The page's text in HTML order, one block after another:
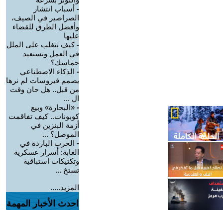
- أسباب انتشار
الصراصير في الصيف،
وأفضل الطرق للقضاء
عليها
-كيف تتغلب على الملل
في العمل وتستعيد
حماسك؟
- الذكاء الاصطناعي
يصمم فيروسات لم نرها
من قبل.. هل حان وقت
ال ...
- «البحارة» وبيع
كوبونات.. كيف تفاقمت
أزمة البنزين في
الموصل؟ ...
- الحرب الباردة في
الغابة: أسرار عسكرية
وتكتيكات استباقية
تستخ ...
المزيد.....
احدث الأخبار المهمة